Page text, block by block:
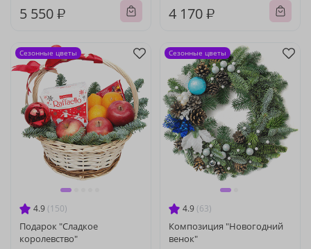
5 550 ₽ 4 170 ₽
4.9 (150)
Подарок "Сладкое
королевство"
Сезонные цветы
4.9 (63)
Композиция "Новогодний
венок"
Сезонные цветы